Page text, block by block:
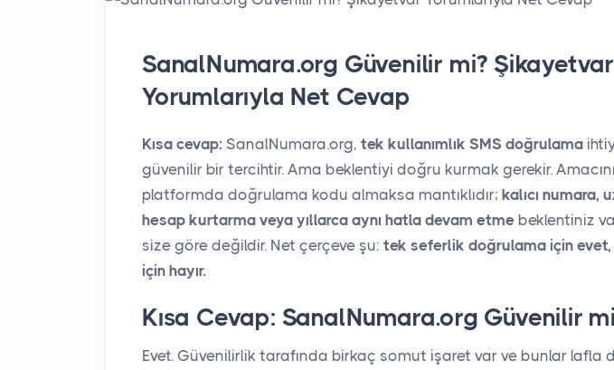
SanalNumara.org Güvenilir mi? Şikayetvar
Yorumlarıyla Net Cevap
Kısa cevap: SanalNumara.org, tek kullanımlık SMS doğrulama
güvenilir bir tercihtir. Ama beklentiyi doğru kurmak gerekir.
platformda doğrulama kodu almaksa mantıklıdır; kalıcı numara,
hesap kurtarma veya yıllarca aynı hatla devam etme beklentiniz
size göre değildir. Net çerçeve şu: tek seferlik doğrulama için evet,
için hayır.
Kısa Cevap: SanalNumara.org Güvenilir
Evet. Güvenilirlik tarafında birkaç somut işaret var ve bunlar lafla